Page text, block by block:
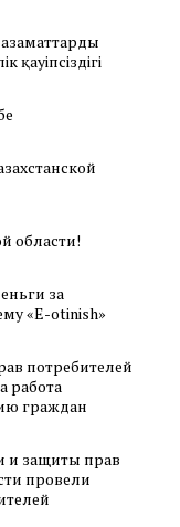
области!
за
«E-otinish»
потребителей
работа
граждан
и защиты прав
провели